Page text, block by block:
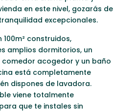
en este nivel, gozarás de
excepcionales.
construidos,
amplios dormitorios, un
comedor acogedor y un baño
está completamente
dispones de lavadora.
viene totalmente
que te instales sin